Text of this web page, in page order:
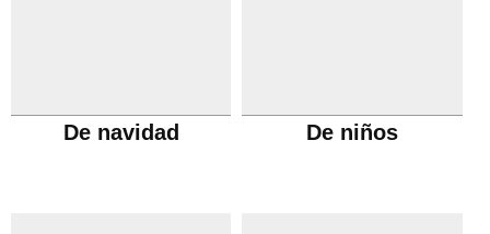
De navidad De niños